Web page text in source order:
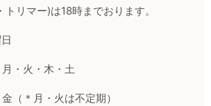
トリマー)は18時までおります。
・火・木・土
（＊月・火は不定期）